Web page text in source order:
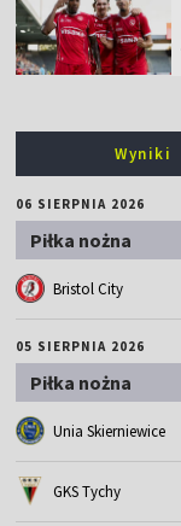
Wyniki
06 SIERPNIA 2026
Piłka nożna
Bristol City
05 SIERPNIA 2026
Piłka nożna
Unia Skierniewice
GKS Tychy